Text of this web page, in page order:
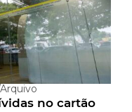
no cartão